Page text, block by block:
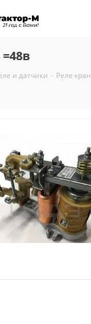
и датчики - Реле